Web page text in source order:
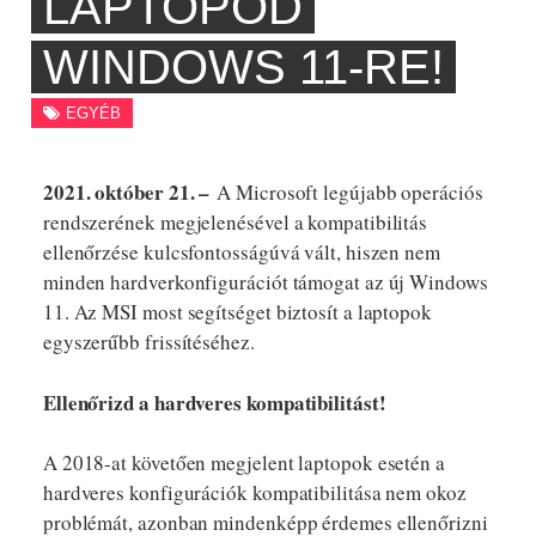
WINDOWS 11-RE!
EGYÉB
2021. október 21. – A Microsoft legújabb operációs
rendszerének megjelenésével a kompatibilitás
ellenőrzése kulcsfontosságúvá vált, hiszen nem
minden hardverkonfigurációt támogat az új Windows
11. Az MSI most segítséget biztosít a laptopok
egyszerűbb frissítéséhez.
Ellenőrizd a hardveres kompatibilitást!
A 2018-at követően megjelent laptopok esetén a
hardveres konfigurációk kompatibilitása nem okoz
problémát, azonban mindenképp érdemes ellenőrizni